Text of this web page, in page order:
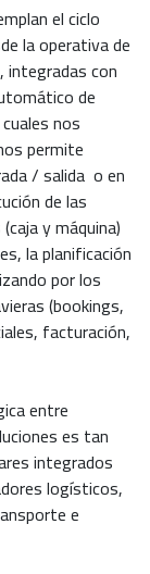
el ciclo
la operativa de
integradas con
de
nos
permite
/ salida o en
de las
y máquina)
la planificación
por los
(bookings,
facturación,
entre
es tan
integrados
logísticos,
e